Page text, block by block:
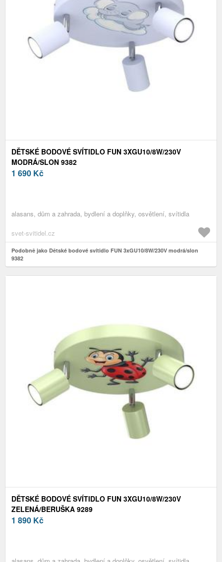
DĚTSKÉ BODOVÉ SVÍTIDLO FUN 3XGU10/8W/230V
MODRÁ/SLON 9382
1 690 Kč
alasans, dům a zahrada, bydlení a doplňky, osvětlení, svítidla
svet-svitidel.cz
Podobně jako Dětské bodové svítidlo FUN 3xGU10/8W/230V modrá/slon
9382
DĚTSKÉ BODOVÉ SVÍTIDLO FUN 3XGU10/8W/230V
ZELENÁ/BERUŠKA 9289
1 890 Kč